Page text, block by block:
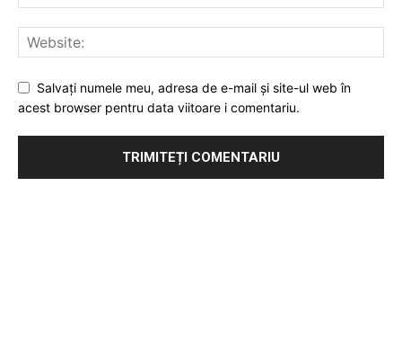
Salvați numele meu, adresa de e-mail și site-ul web în
acest browser pentru data viitoare i comentariu.